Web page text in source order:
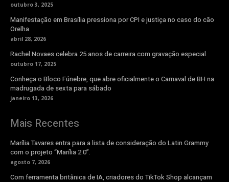
outubro 3, 2025
Manifestação em Brasília pressiona por CPI e justiça no caso do cão
Orelha
abril 28, 2026
Rachel Novaes celebra 25 anos de carreira com gravação especial
outubro 17, 2025
Conheça o Bloco Fúnebre, que abre oficialmente o Carnaval de BH na
madrugada de sexta para sábado
janeiro 13, 2026
Mais Recentes
Marília Tavares entra para a lista de consideração do Latin Grammy
com o projeto “Marília 2.0”.
agosto 7, 2026
Com ferramenta britânica de IA, criadores do TikTok Shop alcançam